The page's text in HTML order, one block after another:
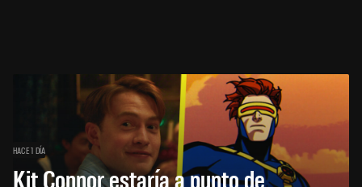
HACE 1 DÍA
Kit Connor estaría a punto de